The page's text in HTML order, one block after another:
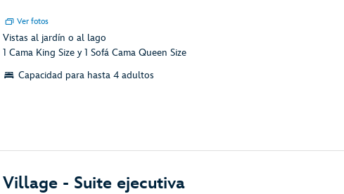
Ver fotos
Vistas al jardín o al lago
1 Cama King Size y 1 Sofá Cama Queen Size
Capacidad para hasta 4 adultos
Village - Suite ejecutiva